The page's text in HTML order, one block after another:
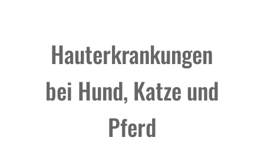
Hauterkrankungen
bei Hund, Katze und
Pferd